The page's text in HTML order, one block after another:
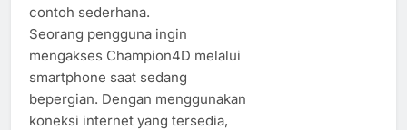
contoh sederhana.
Seorang pengguna ingin
mengakses Champion4D melalui
smartphone saat sedang
bepergian. Dengan menggunakan
koneksi internet yang tersedia,